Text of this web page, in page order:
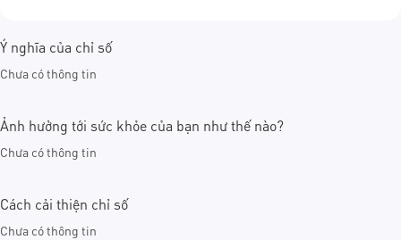
Ý nghĩa của chỉ số
Chưa có thông tin
Ảnh hưởng tới sức khỏe của bạn như thế nào?
Chưa có thông tin
Cách cải thiện chỉ số
Chưa có thông tin